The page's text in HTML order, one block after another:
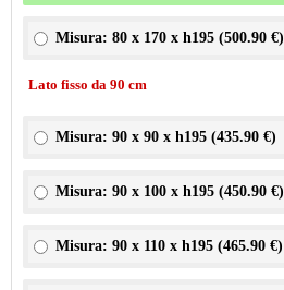
Misura: 80 x 170 x h195 (500.90 €)
Lato fisso da 90 cm
Misura: 90 x 90 x h195 (435.90 €)
Misura: 90 x 100 x h195 (450.90 €)
Misura: 90 x 110 x h195 (465.90 €)